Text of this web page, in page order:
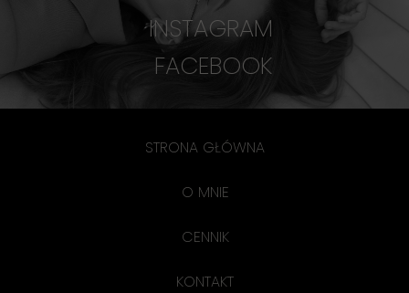
FACEBOOK
INSTAGRAM
STRONA GŁÓWNA
O MNIE
CENNIK
KONTAKT